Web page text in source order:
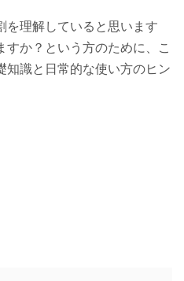
を理解していると思います
すか？という方のために、こ
知識と日常的な使い方のヒン